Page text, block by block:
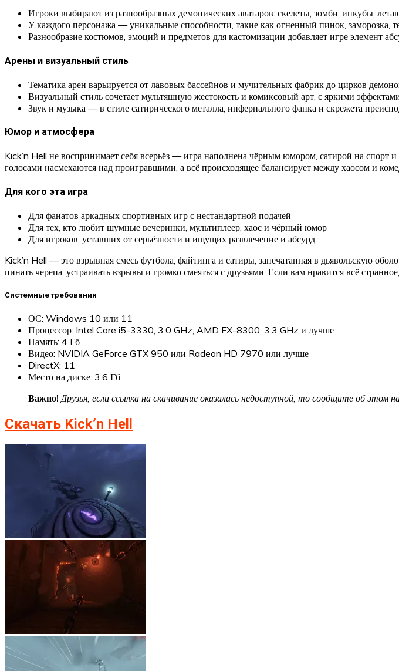
Игроки выбирают из разнообразных демонических аватаров: скелеты, зомби, инкубы,
У каждого персонажа — уникальные способности, такие как огненный пинок, заморозка,
Разнообразие костюмов, эмоций и предметов для кастомизации добавляет игре элемент
Арены и визуальный стиль
Тематика арен варьируется от лавовых бассейнов и мучительных фабрик до цирков
Визуальный стиль сочетает мультяшную жестокость и комиксовый арт, с яркими
Звук и музыка — в стиле сатирического металла, инфернального фанка и скрежета
Юмор и атмосфера
Kick’n Hell не воспринимает себя всерьёз — игра наполнена чёрным юмором, сатирой на
голосами насмехаются над проигравшими, а всё происходящее балансирует между хаосом и
Для кого эта игра
Для фанатов аркадных спортивных игр с нестандартной подачей
Для тех, кто любит шумные вечеринки, мультиплеер, хаос и чёрный юмор
Для игроков, уставших от серьёзности и ищущих развлечение и абсурд
Kick’n Hell — это взрывная смесь футбола, файтинга и сатиры, запечатанная в дьявольскую
пинать черепа, устраивать взрывы и громко смеяться с друзьями. Если вам нравится всё
Системные требования
ОС: Windows 10 или 11
Процессор: Intel Core i5-3330, 3.0 GHz; AMD FX-8300, 3.3 GHz и лучше
Память: 4 Гб
Видео: NVIDIA GeForce GTX 950 или Radeon HD 7970 или лучше
DirectX: 11
Место на диске: 3.6 Гб
Важно!Друзья, если ссылка на скачивание оказалась недоступной, то сообщите об этом
Скачать Kick’n Hell